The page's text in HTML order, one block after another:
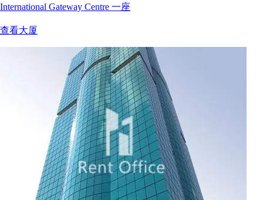
International Gateway Centre 一座
查看大厦